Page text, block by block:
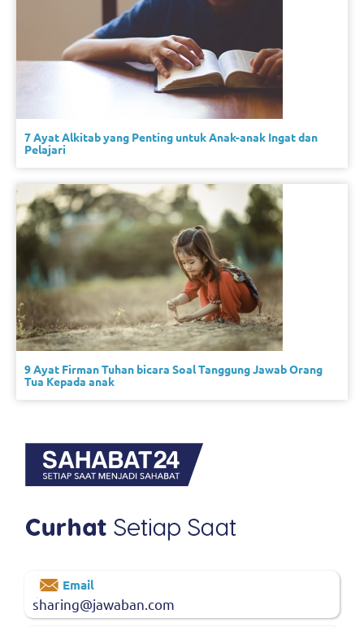
7 Ayat Alkitab yang Penting untuk Anak-anak Ingat dan
Pelajari
9 Ayat Firman Tuhan bicara Soal Tanggung Jawab Orang
Tua Kepada anak
Email
sharing@jawaban.com